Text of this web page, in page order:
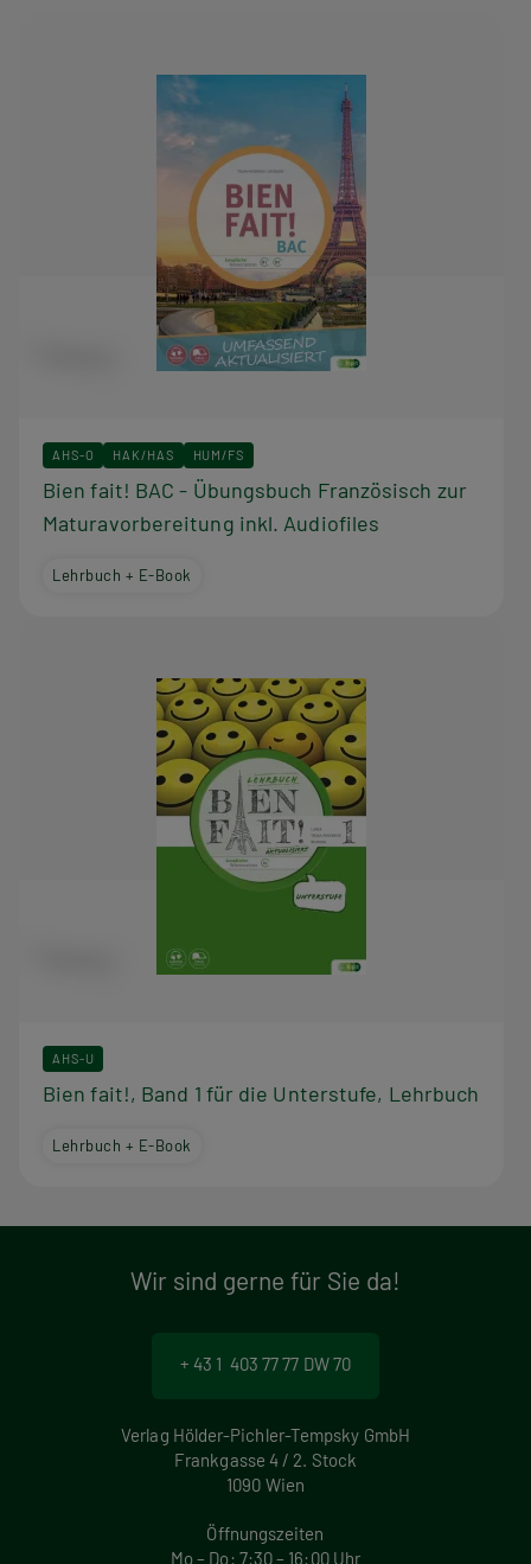
AHS-O HAK/HAS HUM/FS
Bien fait! BAC - Übungsbuch Französisch zur
Maturavorbereitung inkl. Audiofiles
Lehrbuch + E-Book
AHS-U
Bien fait!, Band 1 für die Unterstufe, Lehrbuch
Lehrbuch + E-Book
Wir sind gerne für Sie da!
+ 43 1 403 77 77 DW 70
Verlag Hölder-Pichler-Tempsky GmbH
Frankgasse 4 / 2. Stock
1090 Wien
Öffnungszeiten
Mo – Do: 7:30 – 16:00 Uhr